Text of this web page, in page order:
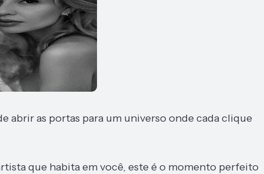
abrir as portas para um universo onde cada clique
que habita em você, este é o momento perfeito